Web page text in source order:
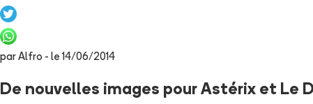
par Alfro - le 14/06/2014
De nouvelles images pour Astérix et Le